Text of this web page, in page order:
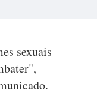
sexuais